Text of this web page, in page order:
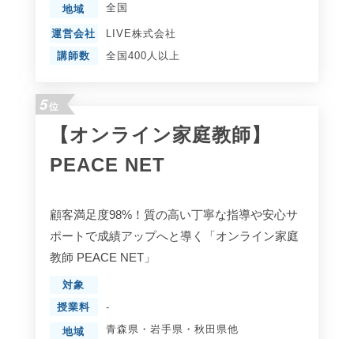
地域 全国
運営会社
LIVE株式会社
講師数
全国400人以上
5位
【オンライン家庭教師】
PEACE NET
顧客満足度98%！質の高い丁寧な指導や安心サ
ポートで成績アップへと導く「オンライン家庭
教師 PEACE NET」
対象
授業料
-
地域 青森県 ・ 岩手県 ・ 秋田県他